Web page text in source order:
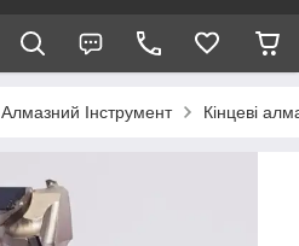
Алмазний Інструмент Кінцеві